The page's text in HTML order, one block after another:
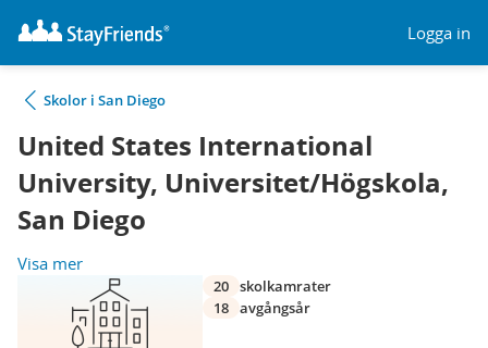
Logga in
Skolor i San Diego
United States International
University, Universitet/Högskola,
San Diego
Visa mer
20 skolkamrater
18 avgångsår